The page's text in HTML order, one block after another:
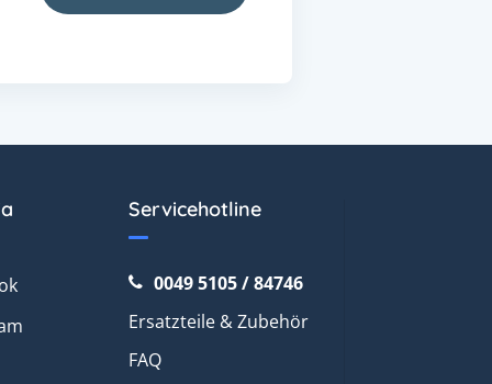
Servicehotline
0049 5105 / 84746
Ersatzteile & Zubehör
FAQ